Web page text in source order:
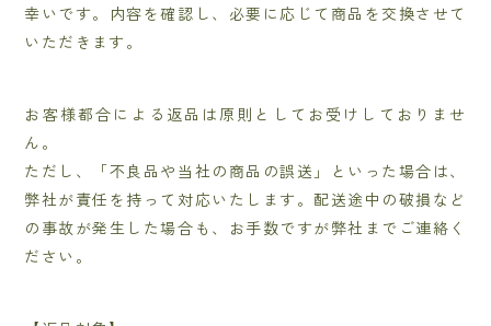
幸いです。内容を確認し、必要に応じて商品を交換させて
いただきます。
お客様都合による返品は原則としてお受けしておりませ
ん。
ただし、「不良品や当社の商品の誤送」といった場合は、
弊社が責任を持って対応いたします。配送途中の破損など
の事故が発生した場合も、お手数ですが弊社までご連絡く
ださい。